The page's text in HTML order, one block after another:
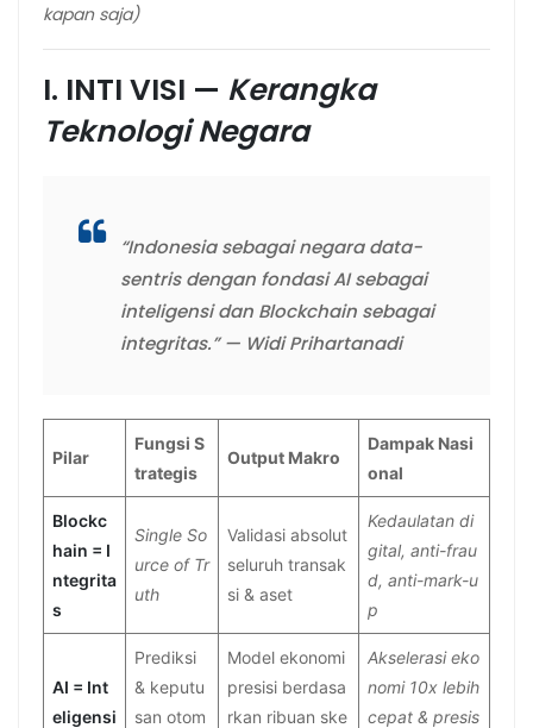
kapan saja)
I. INTI VISI — Kerangka
Teknologi Negara
“Indonesia sebagai negara data-
sentris dengan fondasi AI sebagai
inteligensi dan Blockchain sebagai
integritas.” — Widi Prihartanadi
Pilar
Fungsi S
trategis
Output Makro
Dampak Nasi
onal
Blockc
hain = I
ntegrita
s
Single So
urce of Tr
uth
Validasi absolut
seluruh transak
si & aset
Kedaulatan di
gital, anti-frau
d, anti-mark-u
p
AI = Int
eligensi
Prediksi
& keputu
san otom
Model ekonomi
presisi berdasa
rkan ribuan ske
Akselerasi eko
nomi 10x lebih
cepat & presis